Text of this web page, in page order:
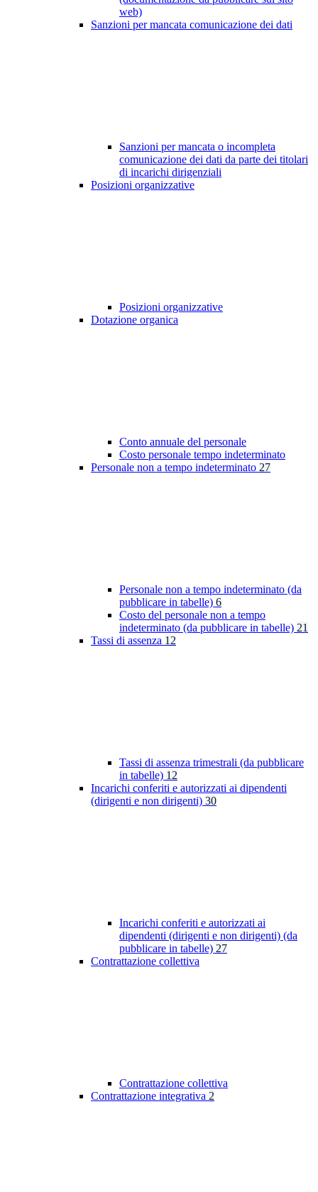
web)
Sanzioni per mancata comunicazione dei dati
Sanzioni per mancata o incompleta
comunicazione dei dati da parte dei titolari
di incarichi dirigenziali
Posizioni organizzative
Posizioni organizzative
Dotazione organica
Conto annuale del personale
Costo personale tempo indeterminato
Personale non a tempo indeterminato 27
Personale non a tempo indeterminato (da
pubblicare in tabelle) 6
Costo del personale non a tempo
indeterminato (da pubblicare in tabelle) 21
Tassi di assenza 12
Tassi di assenza trimestrali (da pubblicare
in tabelle) 12
Incarichi conferiti e autorizzati ai dipendenti
(dirigenti e non dirigenti) 30
Incarichi conferiti e autorizzati ai
dipendenti (dirigenti e non dirigenti) (da
pubblicare in tabelle) 27
Contrattazione collettiva
Contrattazione collettiva
Contrattazione integrativa 2